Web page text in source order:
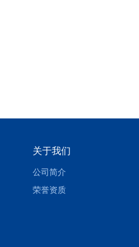
关于我们
公司简介
荣誉资质